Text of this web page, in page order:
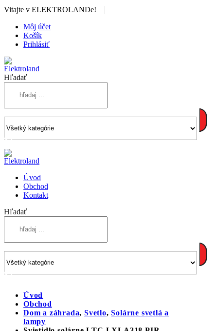
Vitajte v ELEKTROLANDe!
Môj účet
Košík
Prihlásiť
Hľadať
Úvod
Obchod
Kontakt
Hľadať
Úvod
Obchod
Dom a záhrada,Svetlo,Solárne svetlá a
lampy